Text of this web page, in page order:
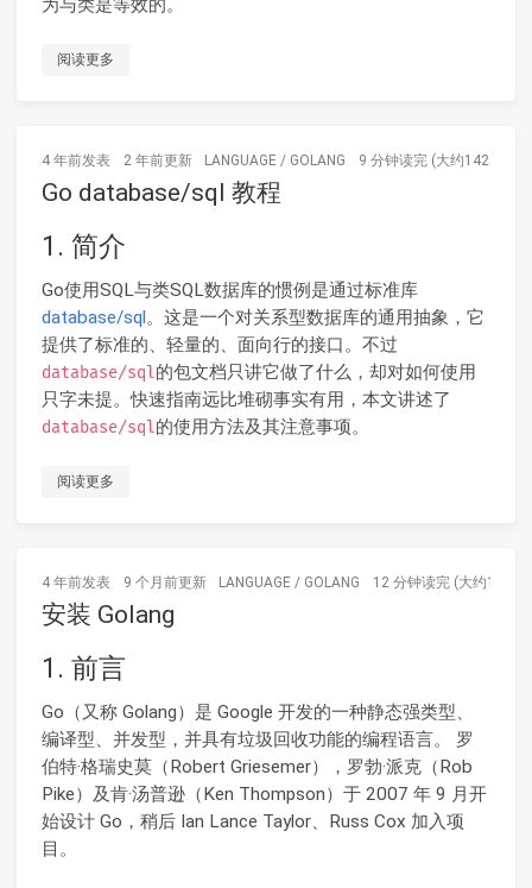
为与类是等效的。
阅读更多
4 年前发表 2 年前更新 LANGUAGE / GOLANG 9 分钟读完 (大约1424个字)
Go database/sql 教程
1. 简介
Go使用SQL与类SQL数据库的惯例是通过标准库
database/sql。这是一个对关系型数据库的通用抽象，它
提供了标准的、轻量的、面向行的接口。不过
database/sql的包文档只讲它做了什么，却对如何使用
只字未提。快速指南远比堆砌事实有用，本文讲述了
database/sql的使用方法及其注意事项。
阅读更多
4 年前发表 9 个月前更新 LANGUAGE / GOLANG 12 分钟读完 (大约1816
安装 Golang
1. 前言
Go（又称 Golang）是 Google 开发的一种静态强类型、
编译型、并发型，并具有垃圾回收功能的编程语言。 罗
伯特·格瑞史莫（Robert Griesemer），罗勃·派克（Rob
Pike）及肯·汤普逊（Ken Thompson）于 2007 年 9 月开
始设计 Go，稍后 Ian Lance Taylor、Russ Cox 加入项
目。